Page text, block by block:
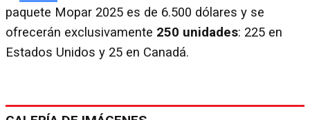
paquete Mopar 2025 es de 6.500 dólares y se
ofrecerán exclusivamente 250 unidades: 225 en
Estados Unidos y 25 en Canadá.